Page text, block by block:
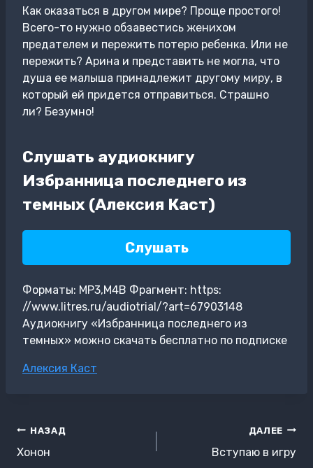
Как оказаться в другом мире? Проще простого!
Всего-то нужно обзавестись женихом
предателем и пережить потерю ребенка. Или не
пережить? Арина и представить не могла, что
душа ее малыша принадлежит другому миру, в
который ей придется отправиться. Страшно
ли? Безумно!
Слушать аудиокнигу
Избранница последнего из
темных (Алексия Каст)
Слушать
Форматы: MP3,M4B Фрагмент: https:
//www.litres.ru/audiotrial/?art=67903148
Аудиокнигу «Избранница последнего из
темных» можно скачать бесплатно по подписке
Метки
Алексия Каст
Навигация
по
НАЗАД
Хонон
ДАЛЕЕ
Вступаю в игру